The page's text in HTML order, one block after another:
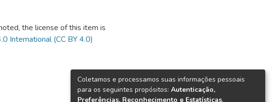
the license of this item is
International (CC BY 4.0)
Coletamos e processamos suas informações pessoais
para os seguintes propósitos: Autenticação,
Preferências, Reconhecimento e Estatísticas.